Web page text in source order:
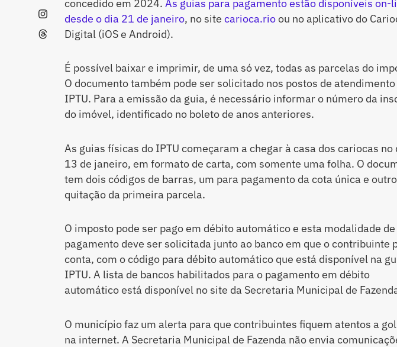
concedido em 2024. As guias para pagamento estão disponíveis on-
desde o dia 21 de janeiro, no site carioca.rioou no aplicativo do
Digital (iOS e Android).
É possível baixar e imprimir, de uma só vez, todas as parcelas do
O documento também pode ser solicitado nos postos de atendimento
IPTU. Para a emissão da guia, é necessário informar o número da
do imóvel, identificado no boleto de anos anteriores.
As guias físicas do IPTU começaram a chegar à casa dos cariocas no
13 de janeiro, em formato de carta, com somente uma folha. O
tem dois códigos de barras, um para pagamento da cota única e
quitação da primeira parcela.
O imposto pode ser pago em débito automático e esta modalidade de
pagamento deve ser solicitada junto ao banco em que o contribuinte
conta, com o código para débito automático que está disponível na
IPTU. A lista de bancos habilitados para o pagamento em débito
automático está disponível no site da Secretaria Municipal de
O município faz um alerta para que contribuintes fiquem atentos a
na internet. A Secretaria Municipal de Fazenda não envia